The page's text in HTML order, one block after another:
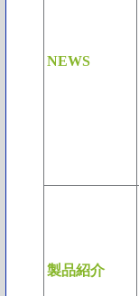
NEWS
製品紹介